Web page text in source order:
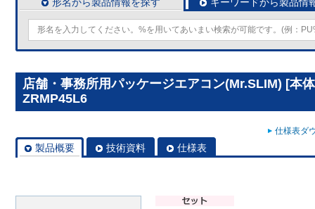
形名から製品情報を探す キーワードから製品情
店舗・事務所用パッケージエアコン(Mr.SLIM) [本
ZRMP45L6
仕様表ダ
製品概要 技術資料 仕様表